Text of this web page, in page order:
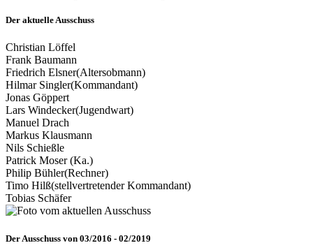
Der aktuelle Ausschuss
Christian Löffel
Frank Baumann
Friedrich Elsner(Altersobmann)
Hilmar Singler(Kommandant)
Jonas Göppert
Lars Windecker(Jugendwart)
Manuel Drach
Markus Klausmann
Nils Schießle
Patrick Moser (Ka.)
Philip Bühler(Rechner)
Timo Hilß(stellvertretender Kommandant)
Tobias Schäfer
Der Ausschuss von 03/2016 - 02/2019